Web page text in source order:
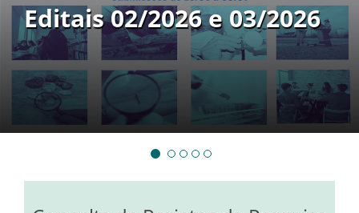
e 03/2026
EDITAL
Proppit/